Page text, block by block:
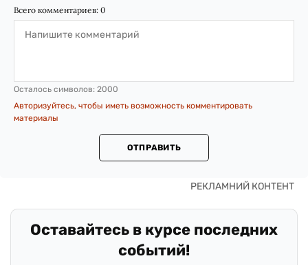
Всего комментариев: 0
Осталось символов: 2000
Авторизуйтесь, чтобы иметь возможность комментировать
материалы
ОТПРАВИТЬ
Оставайтесь в курсе последних
событий!